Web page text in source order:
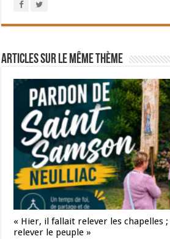
Articles sur le même thème
« Hier, il fallait relever les chapelles
relever le peuple »